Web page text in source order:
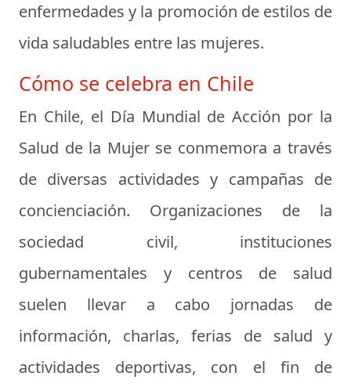
enfermedades y la promoción de estilos de
vida saludables entre las mujeres.
Cómo se celebra en Chile
En Chile, el Día Mundial de Acción por la
Salud de la Mujer se conmemora a través
de diversas actividades y campañas de
concienciación. Organizaciones de la
sociedad civil, instituciones
gubernamentales y centros de salud
suelen llevar a cabo jornadas de
información, charlas, ferias de salud y
actividades deportivas, con el fin de